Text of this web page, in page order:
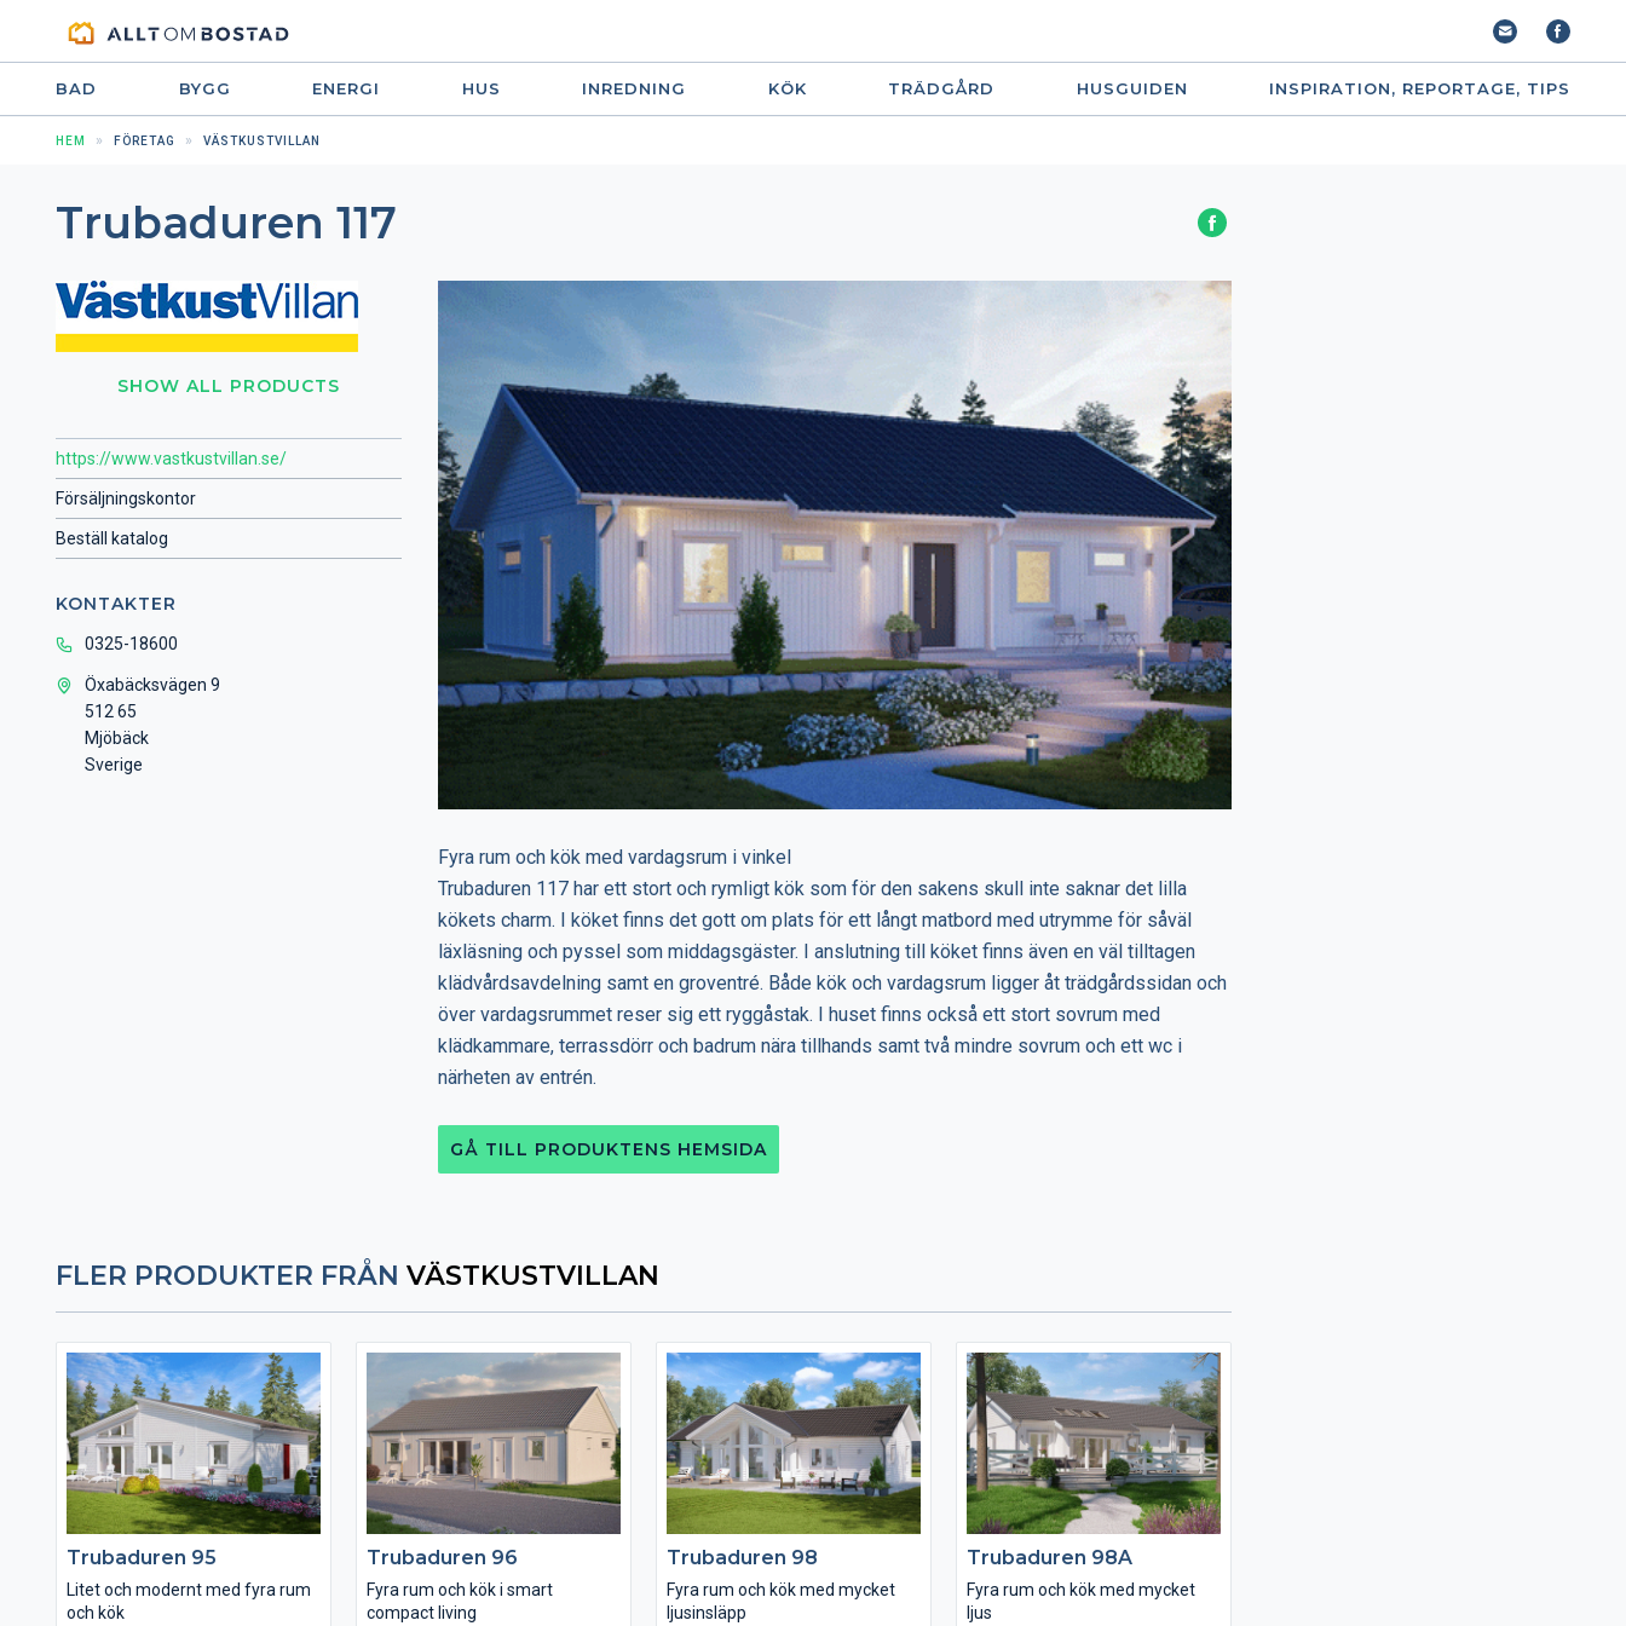
BAD BYGG ENERGI HUS INREDNING KÖK TRÄDGÅRD HUSGUIDEN INSPIRATION, REPORTAGE, TIPS
HEM FÖRETAG VÄSTKUSTVILLAN
Trubaduren 117
SHOW ALL PRODUCTS
https://www.vastkustvillan.se/
Försäljningskontor
Beställ katalog
KONTAKTER
0325-18600
Öxabäcksvägen 9
512 65
Mjöbäck
Sverige
Fyra rum och kök med vardagsrum i vinkel
Trubaduren 117 har ett stort och rymligt kök som för den sakens skull inte saknar det lilla
kökets charm. I köket finns det gott om plats för ett långt matbord med utrymme för såväl
läxläsning och pyssel som middagsgäster. I anslutning till köket finns även en väl tilltagen
klädvårdsavdelning samt en groventré. Både kök och vardagsrum ligger åt trädgårdssidan och
över vardagsrummet reser sig ett ryggåstak. I huset finns också ett stort sovrum med
klädkammare, terrassdörr och badrum nära tillhands samt två mindre sovrum och ett wc i
närheten av entrén.
GÅ TILL PRODUKTENS HEMSIDA
FLER PRODUKTER FRÅN VÄSTKUSTVILLAN
Trubaduren 95
Litet och modernt med fyra rum
och kök
Trubaduren 96
Fyra rum och kök i smart
compact living
Trubaduren 98
Fyra rum och kök med mycket
ljusinsläpp
Trubaduren 98A
Fyra rum och kök med mycket
ljus